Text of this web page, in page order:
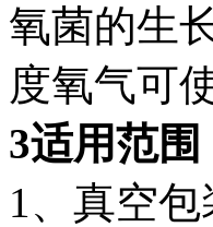
氧菌的生
度氧气可
3适用范围
1、真空包